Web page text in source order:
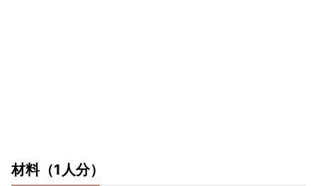
材料（1人分）